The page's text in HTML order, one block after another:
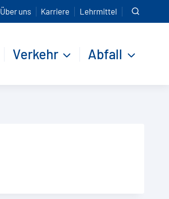
Über uns Karriere Lehrmittel
Verkehr Abfall